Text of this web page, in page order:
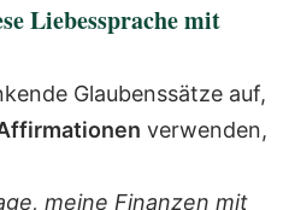
Liebessprache mit
Glaubenssätze auf,
verwenden,
meine Finanzen mit